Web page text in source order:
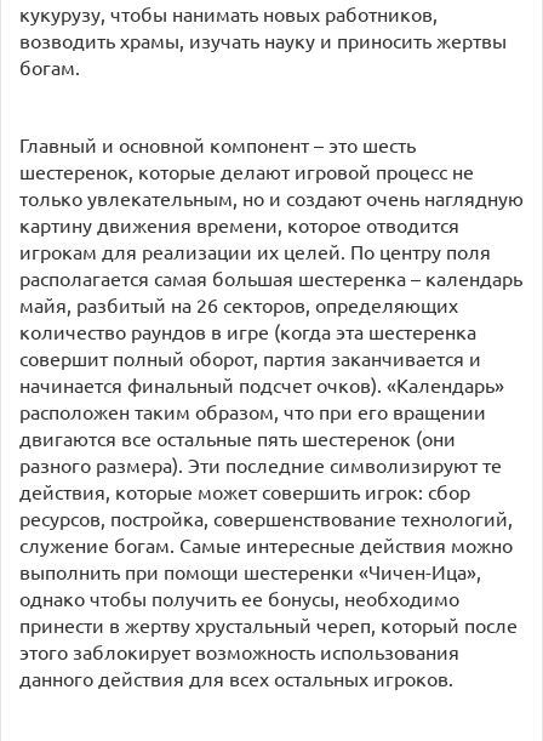
кукурузу, чтобы нанимать новых работников,
возводить храмы, изучать науку и приносить жертвы
богам.
Главный и основной компонент – это шесть
шестеренок, которые делают игровой процесс не
только увлекательным, но и создают очень наглядную
картину движения времени, которое отводится
игрокам для реализации их целей. По центру поля
располагается самая большая шестеренка – календарь
майя, разбитый на 26 секторов, определяющих
количество раундов в игре (когда эта шестеренка
совершит полный оборот, партия заканчивается и
начинается финальный подсчет очков). «Календарь»
расположен таким образом, что при его вращении
двигаются все остальные пять шестеренок (они
разного размера). Эти последние символизируют те
действия, которые может совершить игрок: сбор
ресурсов, постройка, совершенствование технологий,
служение богам. Самые интересные действия можно
выполнить при помощи шестеренки «Чичен-Ица»,
однако чтобы получить ее бонусы, необходимо
принести в жертву хрустальный череп, который после
этого заблокирует возможность использования
данного действия для всех остальных игроков.